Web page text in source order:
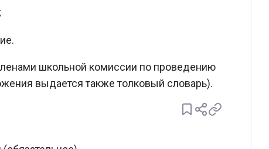
школьной комиссии по проведению
выдается также толковый словарь).